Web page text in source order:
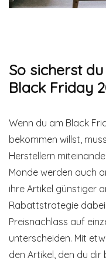
So sicherst
Black Friday
Wenn du am Black
bekommen willst,
Herstellern
Monde werden auch
ihre Artikel günstiger
Rabattstrategie
Preisnachlass auf
unterscheiden. Mit
den Artikel, den du dir